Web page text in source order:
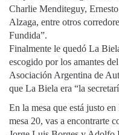
Charlie Menditeguy,
Alzaga, entre otros
Fundida”.
Finalmente le quedó La
escogido por los amantes
Asociación Argentina de
que La Biela era “la
En la mesa que está justo
mesa 20, vas a encontrarte